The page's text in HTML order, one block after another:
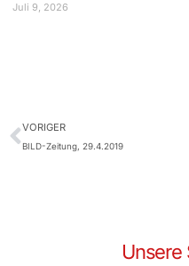
Juli 9, 2026
VORIGER
BILD-Zeitung, 29.4.2019
Unsere